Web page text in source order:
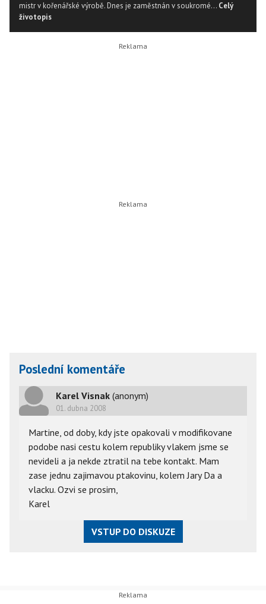
mistr v kořenářské výrobě. Dnes je zaměstnán v soukromé... Celý
životopis
Poslední komentáře
Karel Visnak (anonym)
01. dubna 2008
Martine, od doby, kdy jste opakovali v modifikovane
podobe nasi cestu kolem republiky vlakem jsme se
nevideli a ja nekde ztratil na tebe kontakt. Mam
zase jednu zajimavou ptakovinu, kolem Jary Da a
vlacku. Ozvi se prosim,
Karel
VSTUP DO DISKUZE